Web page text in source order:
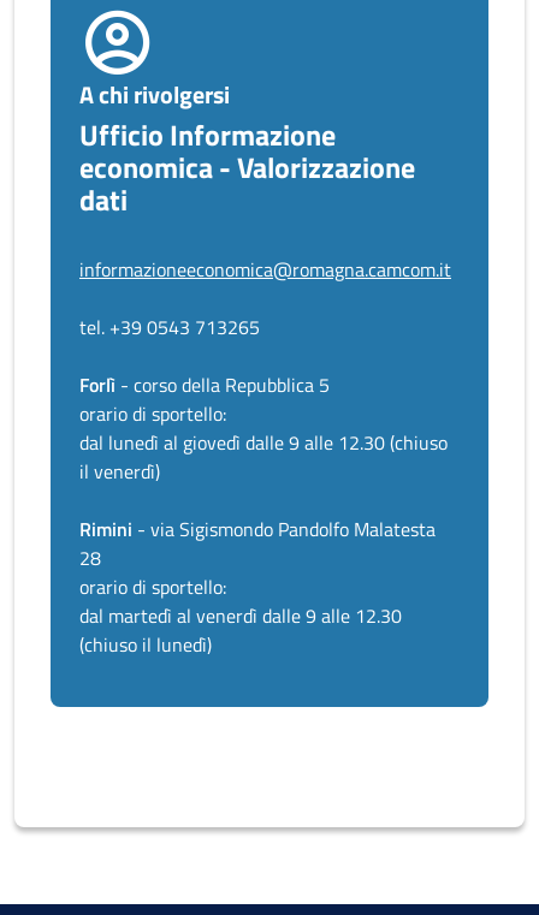
A chi rivolgersi
Ufficio Informazione
economica - Valorizzazione
dati
informazioneeconomica@romagna.camcom.it
tel. +39 0543 713265
Forlì - corso della Repubblica 5
orario di sportello:
dal lunedì al giovedì dalle 9 alle 12.30 (chiuso
il venerdì)
Rimini - via Sigismondo Pandolfo Malatesta
28
orario di sportello:
dal martedì al venerdì dalle 9 alle 12.30
(chiuso il lunedì)